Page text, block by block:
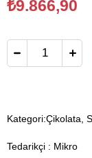
₺9.866,90
Kategori:Çikolata,
Tedarikçi : Mikro